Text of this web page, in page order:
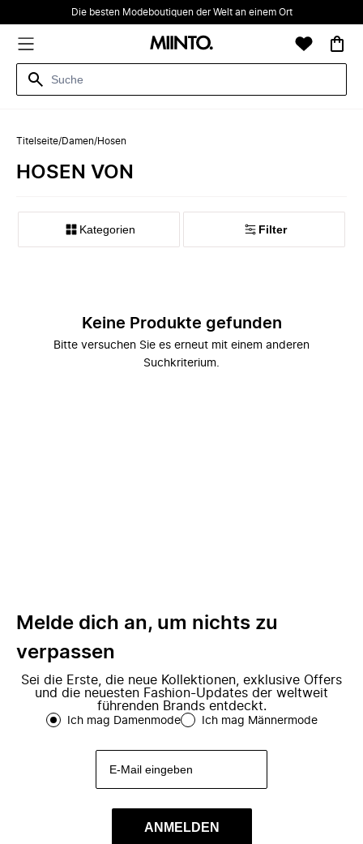
Die besten Modeboutiquen der Welt an einem Ort
Titelseite/Damen/Hosen
HOSEN VON
Kategorien Filter
Keine Produkte gefunden
Bitte versuchen Sie es erneut mit einem anderen
Suchkriterium.
Melde dich an, um nichts zu
verpassen
Sei die Erste, die neue Kollektionen, exklusive Offers
und die neuesten Fashion-Updates der weltweit
führenden Brands entdeckt.
Ich mag Damenmode Ich mag Männermode
ANMELDEN